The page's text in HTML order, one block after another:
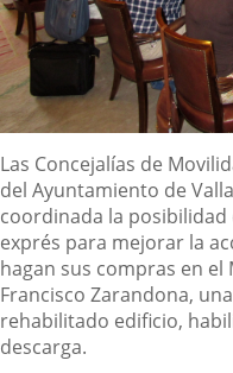
Descripción
Las Concejalías de
del Ayuntamiento de
coordinada la
exprés para mejorar la
hagan sus compras en el
Francisco Zarandona,
rehabilitado edificio,
descarga.